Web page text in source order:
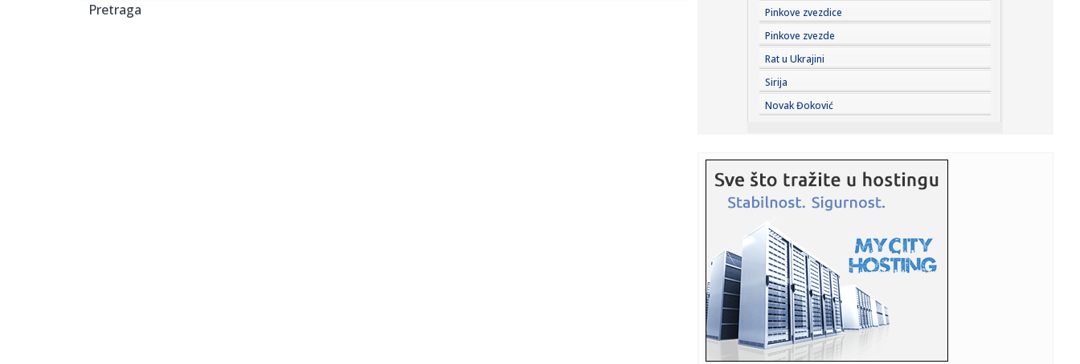
Pretraga 20:44:Fotelja mu visi o koncu: Zbog čega se republikanci okreću
proti...
20:44:Ako postoji jedan komad koji ćete nositi godinama, to je
kimono ...
20:37:PARKER NE ODUSTAJE OD SNA: Želi ono što Asvel čeka
skoro tri d...
20:36: Lamborghini Revuelto SV postavio novi rekord na
Hokenhajmringu
20:28:
– Z...
20:27:Smailagić je predstavljen - više nema dileme gde nastavlja
kari...
20:26:Izdato upozorenje, nacija na nogama: Stiže snažan tajfun,
oček...
20:22:Rusi žestoko napali; Sve gori – na udaru i Nemci
Pinkove zvezdice
Pinkove zvezde
Rat u Ukrajini
Sirija
Novak Đoković